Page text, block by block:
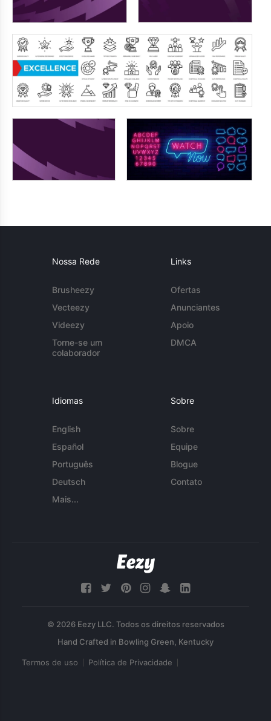
Nossa Rede
Brusheezy
Vecteezy
Videezy
Torne-se um
colaborador
Links
Ofertas
Anunciantes
Apoio
DMCA
Idiomas
English
Español
Português
Deutsch
Mais...
Sobre
Sobre
Equipe
Blogue
Contato
© 2026 Eezy LLC. Todos os direitos reservados
Termos de uso Política de Privacidade